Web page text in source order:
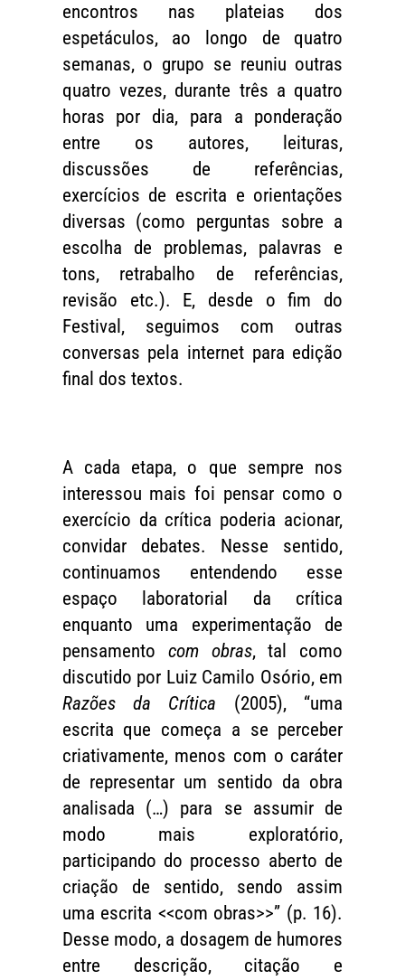
encontros nas plateias dos
espetáculos, ao longo de quatro
semanas, o grupo se reuniu outras
quatro vezes, durante três a quatro
horas por dia, para a ponderação
entre os autores, leituras,
discussões de referências,
exercícios de escrita e orientações
diversas (como perguntas sobre a
escolha de problemas, palavras e
tons, retrabalho de referências,
revisão etc.). E, desde o fim do
Festival, seguimos com outras
conversas pela internet para edição
final dos textos.
A cada etapa, o que sempre nos
interessou mais foi pensar como o
exercício da crítica poderia acionar,
convidar debates. Nesse sentido,
continuamos entendendo esse
espaço laboratorial da crítica
enquanto uma experimentação de
pensamento com obras, tal como
discutido por Luiz Camilo Osório, em
Razões da Crítica (2005), “uma
escrita que começa a se perceber
criativamente, menos com o caráter
de representar um sentido da obra
analisada (…) para se assumir de
modo mais exploratório,
participando do processo aberto de
criação de sentido, sendo assim
uma escrita <<com obras>>” (p. 16).
Desse modo, a dosagem de humores
entre descrição, citação e